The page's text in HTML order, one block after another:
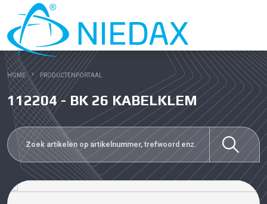
HOME PRODUCTENPORTAAL
112204 - BK 26 KABELKLEM